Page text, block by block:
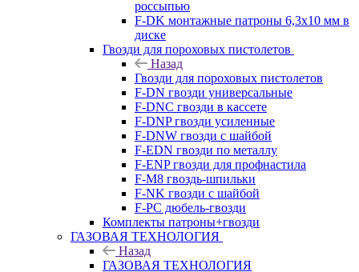
россыпью
F-DK монтажные патроны 6,3х10 мм в
диске
Гвозди для пороховых пистолетов
Назад
Гвозди для пороховых пистолетов
F-DN гвозди универсальные
F-DNC гвозди в кассете
F-DNP гвозди усиленные
F-DNW гвозди с шайбой
F-EDN гвозди по металлу
F-ENP гвозди для профнастила
F-M8 гвоздь-шпильки
F-NK гвозди с шайбой
F-PC дюбель-гвозди
Комплекты патроны+гвозди
ГАЗОВАЯ ТЕХНОЛОГИЯ
Назад
ГАЗОВАЯ ТЕХНОЛОГИЯ